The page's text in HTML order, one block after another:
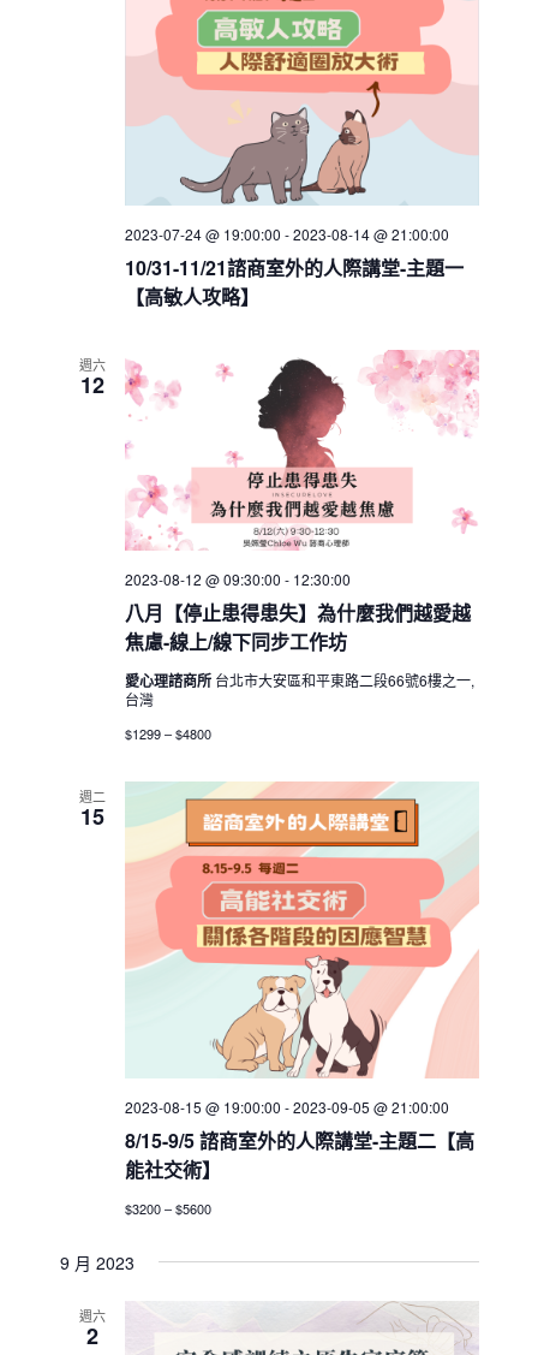
e
a
r
a
n
d
i
e
w
a
g
t
n
i
a
o
n
10/31-11/21諮商室外的人際講堂-主題一
【高敏人攻略】
2023-07-24 @ 19:00:00 -2023-08-14 @ 21:00:00
週六
12
八月【停止患得患失】為什麼我們越愛越
焦慮-線上/線下同步工作坊
2023-08-12 @ 09:30:00 - 12:30:00
愛心理諮商所 台北市大安區和平東路二段66號6樓之一,
台灣
$1299 – $4800
週二
15
8/15-9/5 諮商室外的人際講堂-主題二【高
能社交術】
2023-08-15 @ 19:00:00 -2023-09-05 @ 21:00:00
$3200 – $5600
9 月 2023
週六
2